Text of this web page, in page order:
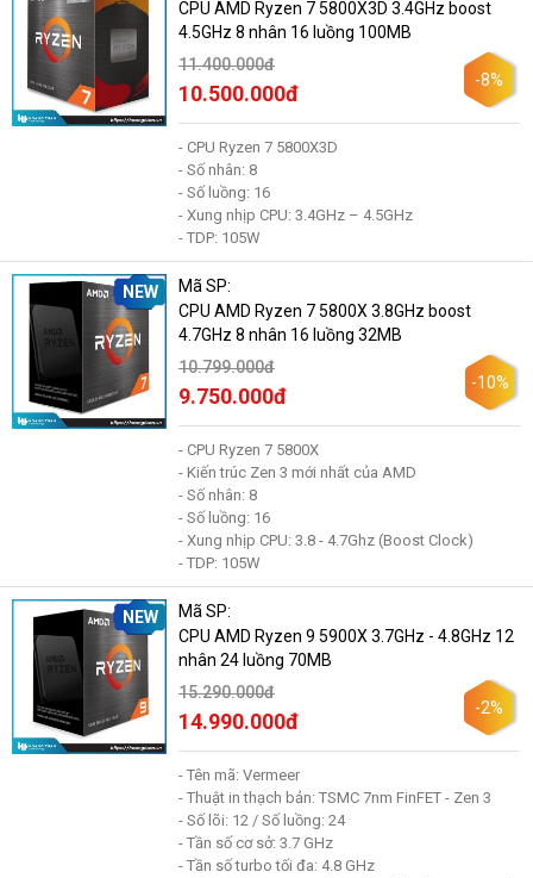
CPU AMD Ryzen 7 5800X3D 3.4GHz boost
4.5GHz 8 nhân 16 luồng 100MB
11.400.000đ
10.500.000đ
-8%
- CPU Ryzen 7 5800X3D
- Số nhân: 8
- Số luồng: 16
- Xung nhịp CPU: 3.4GHz – 4.5GHz
- TDP: 105W
NEW
Mã SP:
CPU AMD Ryzen 7 5800X 3.8GHz boost
4.7GHz 8 nhân 16 luồng 32MB
10.799.000đ
9.750.000đ
-10%
- CPU Ryzen 7 5800X
- Kiến trúc Zen 3 mới nhất của AMD
- Số nhân: 8
- Số luồng: 16
- Xung nhịp CPU: 3.8 - 4.7Ghz (Boost Clock)
- TDP: 105W
NEW
Mã SP:
CPU AMD Ryzen 9 5900X 3.7GHz - 4.8GHz 12
nhân 24 luồng 70MB
15.290.000đ
14.990.000đ
-2%
- Tên mã: Vermeer
- Thuật in thạch bản: TSMC 7nm FinFET - Zen 3
- Số lõi: 12 / Số luồng: 24
- Tần số cơ sở: 3.7 GHz
- Tần số turbo tối đa: 4.8 GHz